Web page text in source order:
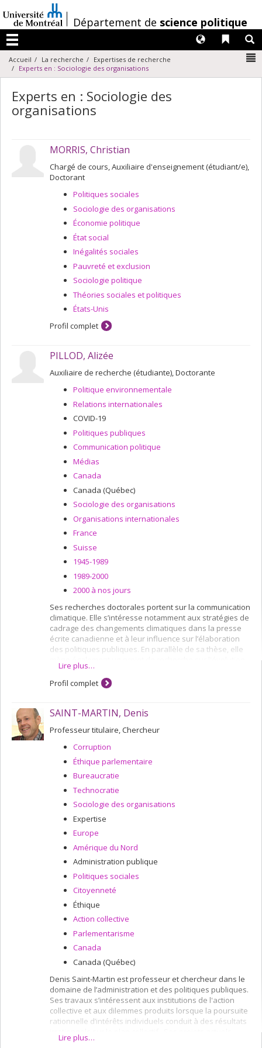
au
contenu
/Département de science politique
Menu
Liens
Langues
Accueil La recherche
Expertises de recherche
Experts en : Sociologie des organisations
Experts en : Sociologie des
organisations
MORRIS, Christian
Chargé de cours, Auxiliaire d'enseignement (étudiant/e),
Doctorant
Politiques sociales
Sociologie des organisations
Économie politique
État social
Inégalités sociales
Pauvreté et exclusion
Sociologie politique
Théories sociales et politiques
États-Unis
Profil complet
PILLOD, Alizée
Auxiliaire de recherche (étudiante), Doctorante
Politique environnementale
Relations internationales
COVID-19
Politiques publiques
Communication politique
Médias
Canada
Canada (Québec)
Sociologie des organisations
Organisations internationales
France
Suisse
1945-1989
1989-2000
2000 à nos jours
Ses recherches doctorales portent sur la communication
climatique. Elle s’intéresse notamment aux stratégies de
cadrage des changements climatiques dans la presse
écrite canadienne et à leur influence sur l’élaboration
des politiques publiques. En parallèle de sa thèse, elle
des pratiques environnementales dans l'organisation
de méga-événements sportifs tels que les Jeux
olympiques.
Lire plus…
Profil complet
SAINT-MARTIN, Denis
Professeur titulaire, Chercheur
Corruption
Éthique parlementaire
Bureaucratie
Technocratie
Sociologie des organisations
Expertise
Europe
Amérique du Nord
Administration publique
Politiques sociales
Citoyenneté
Éthique
Action collective
Parlementarisme
Canada
Canada (Québec)
Denis Saint-Martin est professeur et chercheur dans le
domaine de l’administration et des politiques publiques.
Ses travaux s’intéressent aux institutions de l'action
collective et aux dilemmes produits lorsque la poursuite
rationnelle d’intérêts individuels conduit à des résultats
portent sur les problèmes de l’autorégulation
Lire plus…